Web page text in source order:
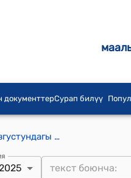
документтерСурап билүү
Күмүштак айыл аймагынын айылдык кеңешинин 2024-жылдын 19-августундагы №10 “Күмүштак” муниципалдык ишканасына тиешелүү Subaru Forester жеңил автоунаасын сатууга уруксат берүү жөнүндө" токтому